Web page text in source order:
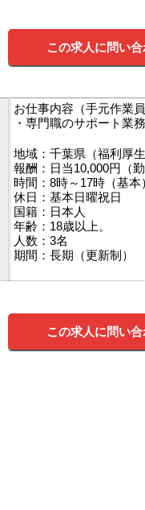
この求人に問い
お仕事内容（手元作業員
・専門職のサポート業務
地域：千葉県（福利厚
報酬：日当10,000円（
時間：8時～17時（基本
休日：基本日曜祝日
国籍：日本人
年齢：18歳以上。
人数：3名
期間：長期（更新制）
この求人に問い